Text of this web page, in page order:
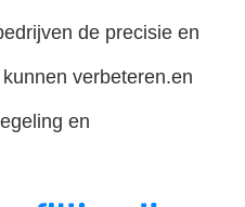
de precisie en
verbeteren.en
en